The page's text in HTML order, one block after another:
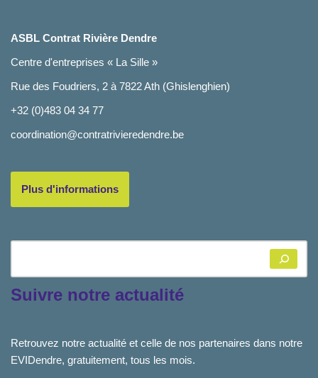
ASBL Contrat Rivière Dendre
Centre d'entreprises « La Sille »
Rue des Foudriers, 2 à 7822 Ath (Ghislenghien)
+32 (0)483 04 34 77
coordination@contratrivieredendre.be
Plus d'informations
Suivre notre actualité
Retrouvez notre actualité et celle de nos partenaires dans notre
EVIDendre, gratuitement, tous les mois.